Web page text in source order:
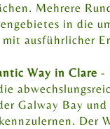
Mehrere
in die
ausführlicher
Way in Clare -
Galway Bay und
Der